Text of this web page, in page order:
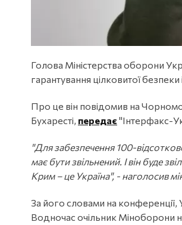
Голова Міністерства оборони
гарантування цілковитої
Про це він повідомив на
Бухаресті, передає "Інтерфакс-
"Для забезпечення 100-
має бути звільнений. І він буде
Крим – це Україна", - наголосив
За його словами на конференції,
Водночас очільник Міноборони